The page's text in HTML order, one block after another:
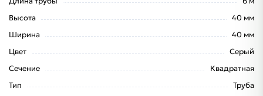
Высота
40 мм
Ширина
40 мм
Цвет
Серый
Сечение
Квадратная
Тип
Труба